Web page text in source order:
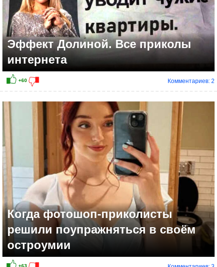
Эффект Долиной. Все приколы
интернета
Комментариев: 2
Когда фотошоп-приколисты
решили поупражняться в своём
остроумии